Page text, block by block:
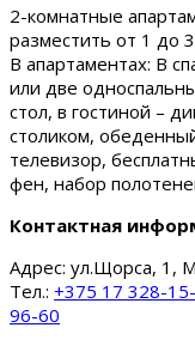
2-комнатные
разместить от 1 до
В апартаментах: В
или две
стол, в гостиной –
столиком,
телевизор,
фен, набор
Контактная
Адрес: ул.Щорса, 1,
Тел.: +375 17 328-
96-60